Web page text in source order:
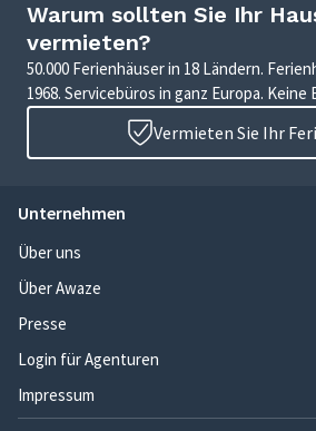
Warum sollten Sie Ihr
vermieten?
50.000 Ferienhäuser in 18 Ländern.
1968. Servicebüros in ganz Europa.
Vermieten Sie Ihr
Unternehmen
Über uns
Über Awaze
Presse
Login für Agenturen
Impressum